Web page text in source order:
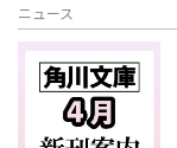
ニュース